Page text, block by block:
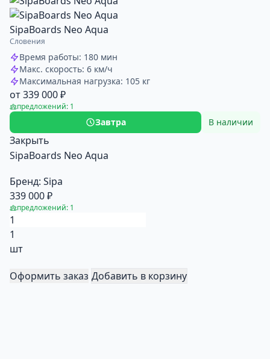
SipaBoards Neo Aqua
Словения
Время работы: 180 мин
Макс. скорость: 6 км/ч
Максимальная нагрузка: 105 кг
от 339 000 ₽
предложений: 1
Завтра В наличии
Закрыть
SipaBoards Neo Aqua
Бренд: Sipa
339 000 ₽
предложений: 1
1
шт
Оформить заказ Добавить в корзину